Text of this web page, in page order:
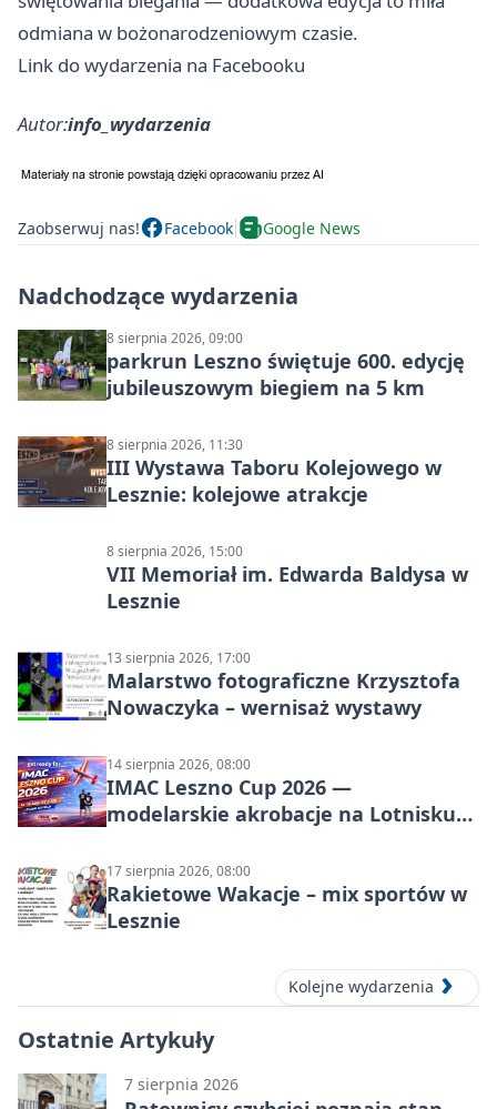
odmiana w bożonarodzeniowym czasie.
Link do wydarzenia na Facebooku
Autor:info_wydarzenia
Zaobserwuj nas! Facebook Google News
Nadchodzące wydarzenia
8 sierpnia 2026, 09:00
parkrun Leszno świętuje 600. edycję
jubileuszowym biegiem na 5 km
8 sierpnia 2026, 11:30
III Wystawa Taboru Kolejowego w
Lesznie: kolejowe atrakcje
8 sierpnia 2026, 15:00
VII Memoriał im. Edwarda Baldysa w
Lesznie
13 sierpnia 2026, 17:00
Malarstwo fotograficzne Krzysztofa
Nowaczyka – wernisaż wystawy
14 sierpnia 2026, 08:00
IMAC Leszno Cup 2026 —
modelarskie akrobacje na Lotnisku
17 sierpnia 2026, 08:00
Rakietowe Wakacje – mix sportów w
Lesznie
Kolejne wydarzenia
Ostatnie Artykuły
7 sierpnia 2026